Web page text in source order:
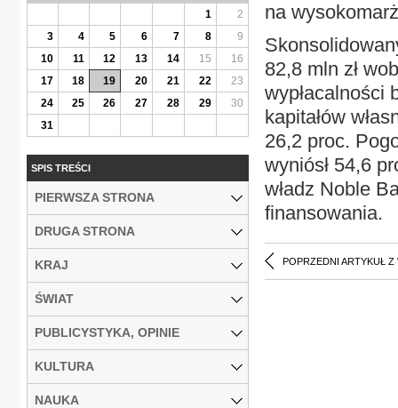
na
82,8 mln zł
wypłacalności
kapitałów
26,2 proc.
wyniósł 54,6
władz Noble
finansowania.
POPRZEDNI ARTYKUŁ Z
1
2
3
4 5 6 7 8
9
10
11 12 13 14 15
16
17
18 19 20 21 22
23
24
25 26 27 28 29
30
31
SPIS TREŚCI
PIERWSZA STRONA
DRUGA STRONA
KRAJ
ŚWIAT
PUBLICYSTYKA, OPINIE
KULTURA
NAUKA